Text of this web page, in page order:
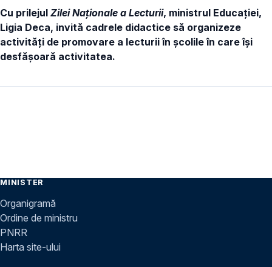
Cu prilejul Zilei Naționale a Lecturii, ministrul Educației,
Ligia Deca, invită cadrele didactice să organizeze
activități de promovare a lecturii în școlile în care își
desfășoară activitatea.
MINISTER
Organigramă
Ordine de ministru
PNRR
Harta site-ului